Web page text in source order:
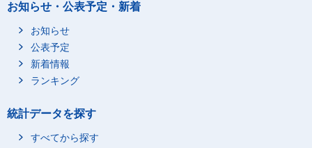
お知らせ・公表予定・新着
お知らせ
公表予定
新着情報
ランキング
統計データを探す
すべてから探す